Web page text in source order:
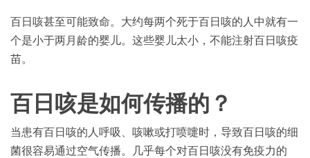
百日咳甚至可能致命。大约每两个死于百日咳的人中就有一
个是小于两月龄的婴儿。这些婴儿太小，不能注射百日咳疫
苗。
百日咳是如何传播的？
当患有百日咳的人呼吸、咳嗽或打喷嚏时，导致百日咳的细
菌很容易通过空气传播。几乎每个对百日咳没有免疫力的